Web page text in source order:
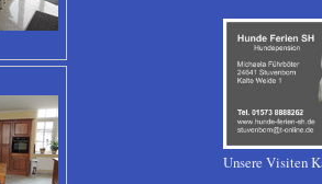
Unsere Visiten